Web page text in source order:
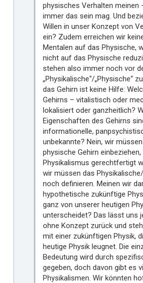
physisches Verhalten meinen
immer das sein mag. Und
Willen in unser Konzept von
ein? Zudem erreichen wir
Mentalen auf das Physische,
nicht auf das Physische
stehen also immer noch vor
„Physikalische“/„Physische“
das Gehirn ist keine Hilfe:
Gehirns – vitalistisch oder
lokalisiert oder ganzheitlich?
Eigenschaften des Gehirns
informationelle,
unbekannte? Nein, wir
physische Gehirn
Physikalismus gerechtfertigt
wir müssen das
noch definieren. Meinen wir
hypothetische zukünftige
ganz von unserer heutigen
unterscheidet? Das lässt uns
ohne Konzept zurück und
mit einer zukünftigen Physik,
heutige Physik leugnet. Die
Bedeutung wird durch
gegeben, doch davon gibt es
Physikalismen. Wir könnten